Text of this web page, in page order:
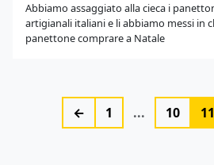
Abbiamo assaggiato alla cieca i
artigianali italiani e li abbiamo messi in
panettone comprare a Natale
← 1 ... 10 11